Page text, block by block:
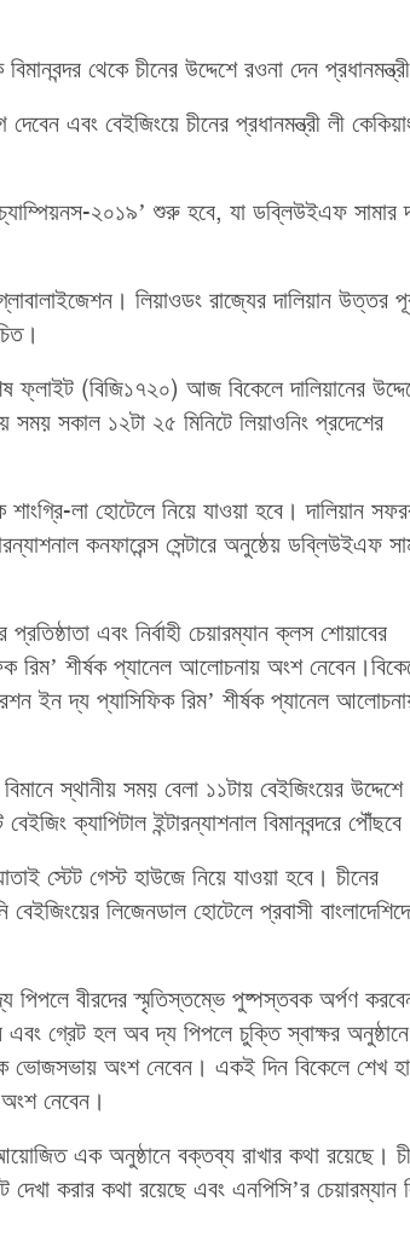
থেকে চীনের উদ্দেশে রওনা দেন
এবং বেইজিংয়ে চীনের প্রধানমন্ত্রী লী
২০১৯’ শুরু হবে, যা ডব্লিউইএফ সামার
লিয়াওডং রাজ্যের দালিয়ান উত্তর
ফ্লাইট (বিজি১৭২০) আজ বিকেলে দালিয়ানের
সকাল ১২টা ২৫ মিনিটে লিয়াওনিং প্রদেশের
শাংগ্রি-লা হোটেলে নিয়ে যাওয়া হবে। দালিয়ান
কনফারেন্স সেন্টারে অনুষ্ঠেয় ডব্লিউইএফ
এবং নির্বাহী চেয়ারম্যান ক্লস শোয়াবের
রিম’ শীর্ষক প্যানেল আলোচনায় অংশ
ইন দ্য প্যাসিফিক রিম’ শীর্ষক প্যানেল
স্থানীয় সময় বেলা ১১টায় বেইজিংয়ের উদ্দেশে
ক্যাপিটাল ইন্টারন্যাশনাল বিমানবন্দরে
স্টেট গেস্ট হাউজে নিয়ে যাওয়া হবে। চীনের
লিজেনডাল হোটেলে প্রবাসী
পিপলে বীরদের স্মৃতিস্তম্ভে পুষ্পস্তবক অর্পণ
এবং গ্রেট হল অব দ্য পিপলে চুক্তি স্বাক্ষর
ভোজসভায় অংশ নেবেন। একই দিন বিকেলে শেখ
নেবেন।
এক অনুষ্ঠানে বক্তব্য রাখার কথা রয়েছে।
দেখা করার কথা রয়েছে এবং এনপিসি’র চেয়ারম্যান